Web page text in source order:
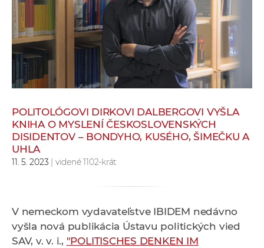
e
v
a
c
v
í
h
a
POLITOLÓGOVI DIRKOVI DALBERGOVI VYŠLA
KNIHA O MYSLENÍ ČESKOSLOVENSKÝCH
DISIDENTOV – BONDYHO, KUSÉHO, ŠIMEČKU A
UHLA
11. 5. 2023 | videné 1102-krát
V nemeckom vydavateľstve IBIDEM nedávno
vyšla nová publikácia Ústavu politických vied
SAV, v. v. i., "POLITISCHES DENKEN IM